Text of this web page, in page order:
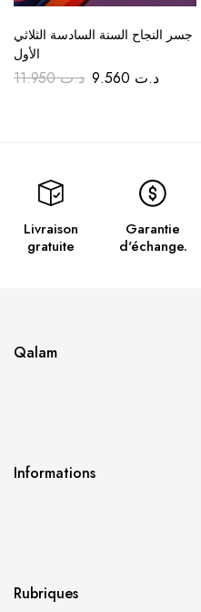
جسر النجاح السنة السادسة الثلاثي
الأول
د.ت11.950 د.ت
Livraison
gratuite
Garantie
d'échange.
Qalam
Informations
Rubriques